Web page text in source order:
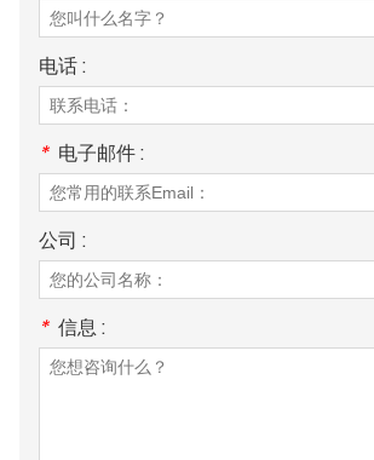
电话 :
* 电子邮件 :
公司 :
* 信息 :